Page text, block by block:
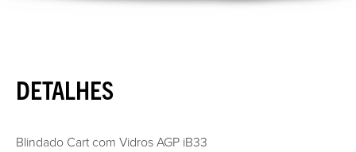
DETALHES
Blindado Cart com Vidros AGP iB33